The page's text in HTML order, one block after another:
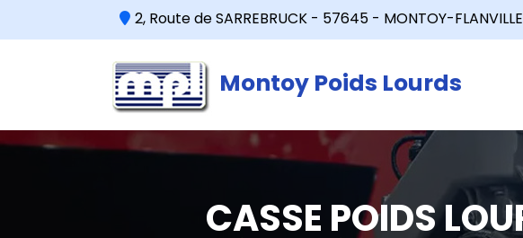
2, Route de SARREBRUCK - 57645 - MONTOY-FLANVILLE
Montoy Poids Lourds